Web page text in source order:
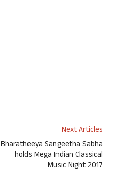
Next Articles
Bharatheeya Sangeetha Sabha
holds Mega Indian Classical
Music Night 2017